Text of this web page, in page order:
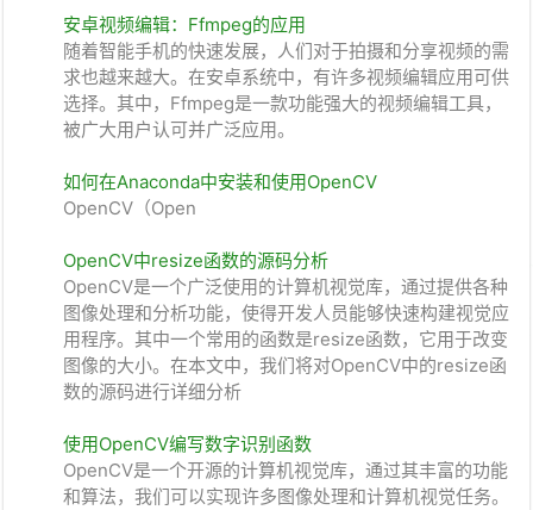
安卓视频编辑：Ffmpeg的应用
随着智能手机的快速发展，人们对于拍摄和分享视频的需
求也越来越大。在安卓系统中，有许多视频编辑应用可供
选择。其中，Ffmpeg是一款功能强大的视频编辑工具，
被广大用户认可并广泛应用。
如何在Anaconda中安装和使用OpenCV
OpenCV（Open
OpenCV中resize函数的源码分析
OpenCV是一个广泛使用的计算机视觉库，通过提供各种
图像处理和分析功能，使得开发人员能够快速构建视觉应
用程序。其中一个常用的函数是resize函数，它用于改变
图像的大小。在本文中，我们将对OpenCV中的resize函
数的源码进行详细分析
使用OpenCV编写数字识别函数
OpenCV是一个开源的计算机视觉库，通过其丰富的功能
和算法，我们可以实现许多图像处理和计算机视觉任务。